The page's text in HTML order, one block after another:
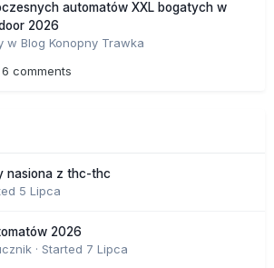
automatów XXL bogatych w
2026
w Blog Konopny Trawka
6 comments
nasiona z thc-thc
5 Lipca
2026
· Started 7 Lipca